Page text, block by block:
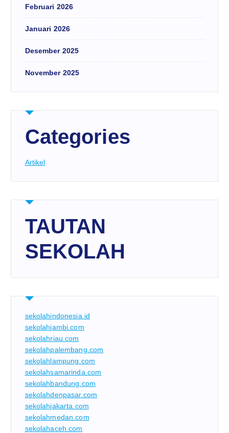
Februari 2026
Januari 2026
Desember 2025
November 2025
Categories
Artikel
TAUTAN
SEKOLAH
sekolahindonesia.id
sekolahjambi.com
sekolahriau.com
sekolahpalembang.com
sekolahlampung.com
sekolahsamarinda.com
sekolahbandung.com
sekolahdenpasar.com
sekolahjakarta.com
sekolahmedan.com
sekolahaceh.com